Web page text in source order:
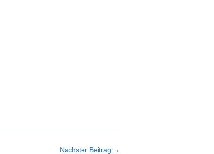
Nächster Beitrag →